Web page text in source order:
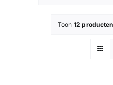
Flenspakkingen
Toon 12 producten